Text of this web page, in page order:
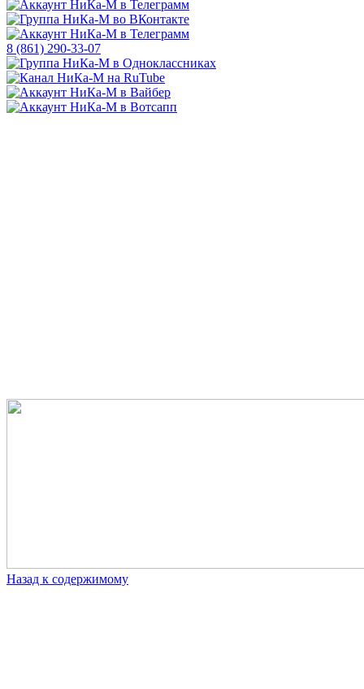
8 (861) 290-33-07
Назад к содержимому